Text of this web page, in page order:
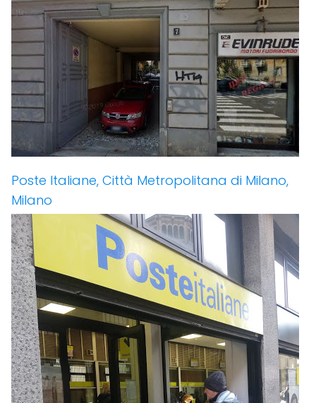
Poste Italiane, Città Metropolitana di Milano,
Milano